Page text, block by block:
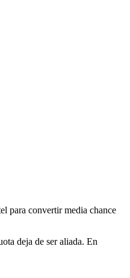
para convertir media chance
deja de ser aliada. En